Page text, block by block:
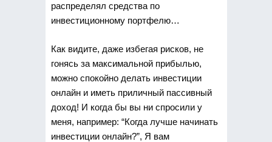
распределял средства по
инвестиционному портфелю…
Как видите, даже избегая рисков, не
гонясь за максимальной прибылью,
можно спокойно делать инвестиции
онлайн и иметь приличный пассивный
доход! И когда бы вы ни спросили у
меня, например: “Когда лучше начинать
инвестиции онлайн?”, Я вам